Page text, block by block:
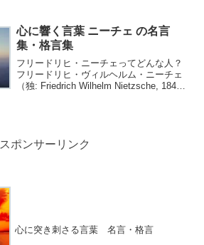
心に響く言葉 ニーチェ の名言
集・格言集
フリードリヒ・ニーチェってどんな人？
フリードリヒ・ヴィルヘルム・ニーチェ
（独: Friedrich Wilhelm Nietzsche, 1844
スポンサーリンク
心に突き刺さる言葉 名言・格言